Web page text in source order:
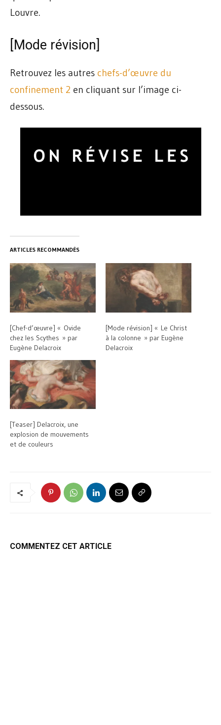
Louvre.
[Mode révision]
Retrouvez les autres chefs-d’œuvre du
confinement 2 en cliquant sur l’image ci-
dessous.
ARTICLES RECOMMANDÉS
[Chef-d’œuvre] « Ovide
chez les Scythes » par
Eugène Delacroix
[Mode révision] « Le Christ
à la colonne » par Eugène
Delacroix
[Teaser] Delacroix, une
explosion de mouvements
et de couleurs
COMMENTEZ CET ARTICLE